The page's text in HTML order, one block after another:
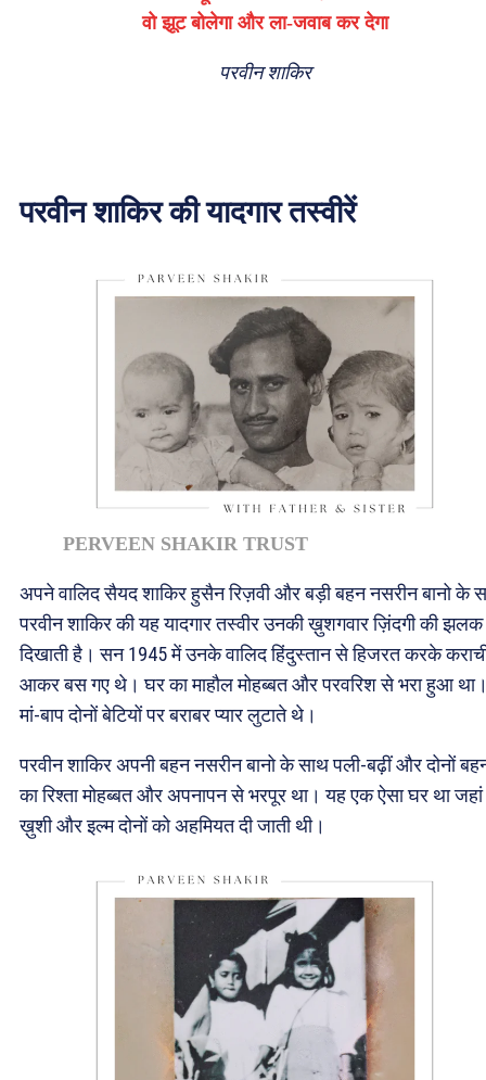
वो झूट बोलेगा और ला-जवाब कर देगा
परवीन शाकिर
परवीन शाकिर की यादगार तस्वीरें
PERVEEN SHAKIR TRUST
अपने वालिद सैयद शाकिर हुसैन रिज़वी और बड़ी बहन नसरीन बानो के
परवीन शाकिर की यह यादगार तस्वीर उनकी ख़ुशगवार ज़िंदगी की झलक
दिखाती है। सन 1945 में उनके वालिद हिंदुस्तान से हिजरत करके
आकर बस गए थे। घर का माहौल मोहब्बत और परवरिश से भरा हुआ
मां-बाप दोनों बेटियों पर बराबर प्यार लुटाते थे।
परवीन शाकिर अपनी बहन नसरीन बानो के साथ पली-बढ़ीं और दोनों
का रिश्ता मोहब्बत और अपनापन से भरपूर था। यह एक ऐसा घर था जहां
ख़ुशी और इल्म दोनों को अहमियत दी जाती थी।